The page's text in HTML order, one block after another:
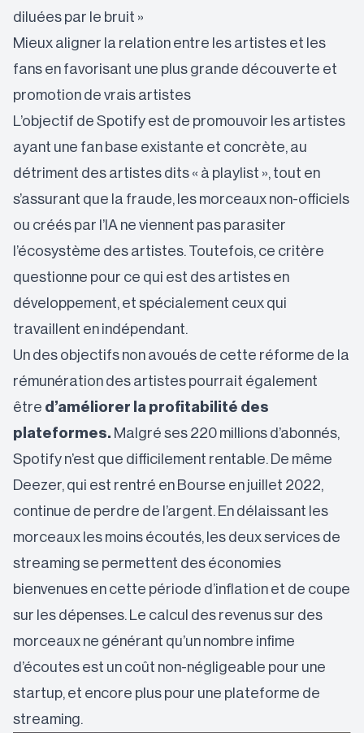
diluées par le bruit »
Mieux aligner la relation entre les artistes et les
fans en favorisant une plus grande découverte et
promotion de vrais artistes
L’objectif de Spotify est de promouvoir les artistes
ayant une fan base existante et concrète, au
détriment des artistes dits « à playlist », tout en
s’assurant que la fraude, les morceaux non-officiels
ou créés par l’IA ne viennent pas parasiter
l’écosystème des artistes. Toutefois, ce critère
questionne pour ce qui est des artistes en
développement, et spécialement ceux qui
travaillent en indépendant.
Un des objectifs non avoués de cette réforme de la
rémunération des artistes pourrait également
être d’améliorer la profitabilité des
plateformes. Malgré ses 220 millions d’abonnés,
Spotify n’est que difficilement rentable. De même
Deezer, qui est rentré en Bourse en juillet 2022,
continue de perdre de l’argent. En délaissant les
morceaux les moins écoutés, les deux services de
streaming se permettent des économies
bienvenues en cette période d’inflation et de coupe
sur les dépenses. Le calcul des revenus sur des
morceaux ne générant qu’un nombre infime
d’écoutes est un coût non-négligeable pour une
startup, et encore plus pour une plateforme de
streaming.